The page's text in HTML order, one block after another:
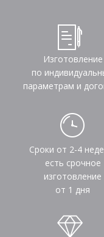
Изготовление
по
параметрам и
Сроки от 2-4
есть срочное
изготовление
от 1 дня